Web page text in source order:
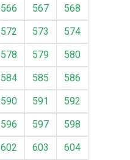
566 567
568
572 573
574
578 579
580
584 585
586
590 591
592
596 597
598
602 603
604